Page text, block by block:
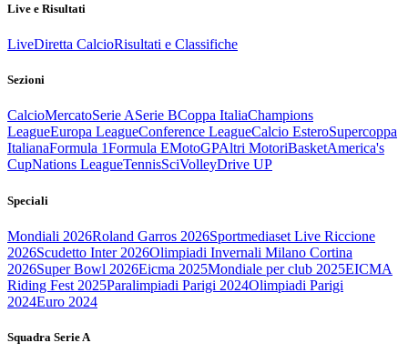
Live e Risultati
LiveDiretta CalcioRisultati e Classifiche
Sezioni
CalcioMercatoSerie ASerie BCoppa ItaliaChampions
LeagueEuropa LeagueConference LeagueCalcio EsteroSupercoppa
ItalianaFormula 1Formula EMotoGPAltri MotoriBasketAmerica's
CupNations LeagueTennisSciVolleyDrive UP
Speciali
Mondiali 2026Roland Garros 2026Sportmediaset Live Riccione
2026Scudetto Inter 2026Olimpiadi Invernali Milano Cortina
2026Super Bowl 2026Eicma 2025Mondiale per club 2025EICMA
Riding Fest 2025Paralimpiadi Parigi 2024Olimpiadi Parigi
2024Euro 2024
Squadra Serie A